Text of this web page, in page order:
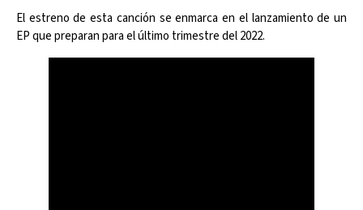
El estreno de esta canción se enmarca en el lanzamiento de un
EP que preparan para el último trimestre del 2022.